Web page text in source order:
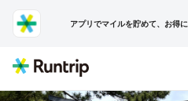
アプリでマイルを貯めて、お得に